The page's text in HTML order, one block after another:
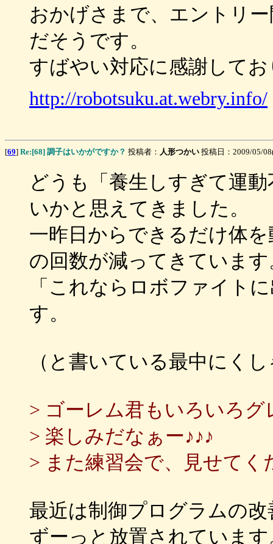
おかげさまで、エントリ
だそうです。
すばやい対応に感謝して
http://robotsuku.at.webry.info/
[69] Re:[68] 調子はいかがですか？ 投稿者： 人形つかい 投稿日：2009/05/
どうも「養生しすぎて運
いかと思えてきました。
一昨日からできるだけ体
の回数が減ってきています
「これならロボファイト
す。
（と書いている最中にく
> ゴーレム君もいろいろ
> 楽しみだなぁー♪♪♪
> また練習会で、見せてく
最近は制御プログラムの
ずーっと放置されています